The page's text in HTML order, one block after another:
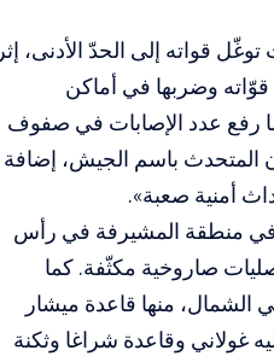
قواته إلى الحدّ الأدنى، إثر
وضربها في أماكن
رفع عدد الإصابات في صفوف
أكثر من 80 إصابة، وفق إعلان المتحدث باسم الجيش، إضافة
وفي منطقة المشيرفة في رأس
صاروخية مكثّفة. كما
منها ‏قاعدة ميشار
غولاني وقاعدة شراغا وثكنة